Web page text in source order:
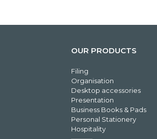
OUR PRODUCTS
Filing
Organisation
Desktop accessories
Presentation
Business Books & Pads
Personal Stationery
Hospitality